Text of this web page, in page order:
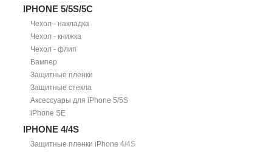
IPHONE 5/5S/5С
Чехол - накладка
Чехол - книжка
Чехол - флип
Бампер
Защитные пленки
Защитные стекла
Аксессуары для iPhone 5/5S
iPhone SE
IPHONE 4/4S
Защитные пленки iPhone 4/4S